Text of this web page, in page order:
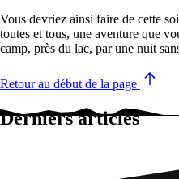
Vous devriez ainsi faire de cette
toutes et tous, une aventure que
camp, près du lac, par une nuit
Retour au début de la page
Derniers articles